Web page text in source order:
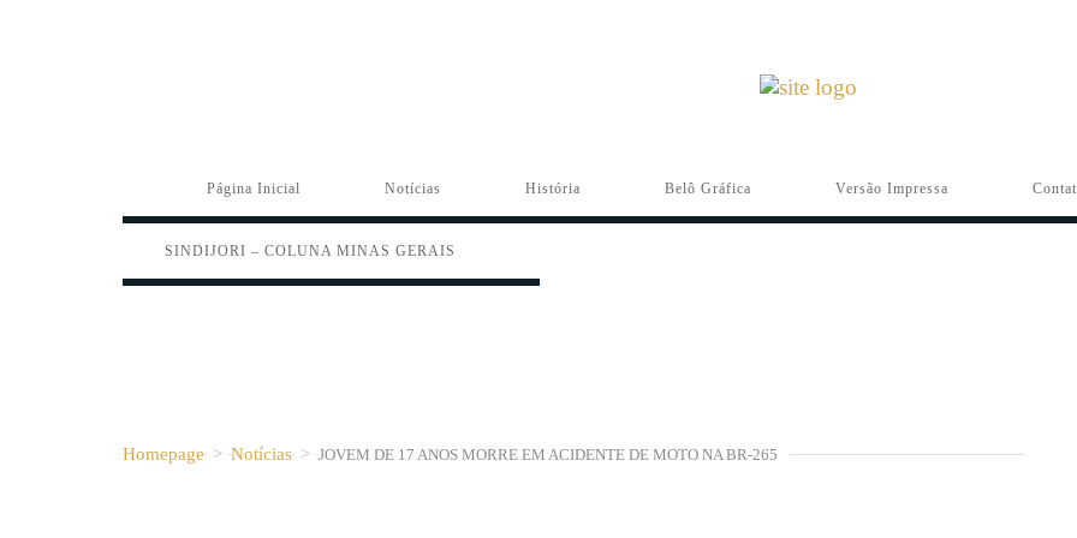
Página Inicial Notícias História Belô Gráfica Versão Impressa
SINDIJORI – COLUNA MINAS GERAIS
Homepage > Notícias > JOVEM DE 17 ANOS MORRE EM ACIDENTE DE MOTO NA BR-265